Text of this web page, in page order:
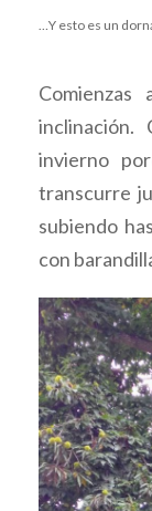
…Y esto es un
invierno
transcurre
subiendo
con